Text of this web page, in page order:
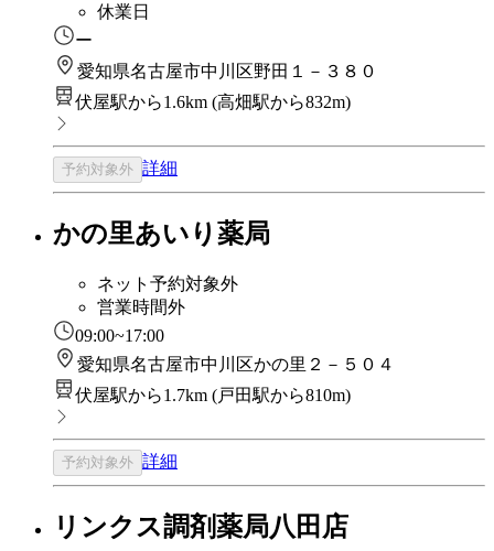
休業日
ー
愛知県名古屋市中川区野田１－３８０
伏屋駅から1.6km (高畑駅から832m)
予約対象外 詳細
かの里あいり薬局
ネット予約対象外
営業時間外
09:00~17:00
愛知県名古屋市中川区かの里２－５０４
伏屋駅から1.7km (戸田駅から810m)
予約対象外 詳細
リンクス調剤薬局八田店